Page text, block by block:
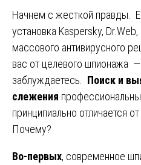
Начнем с жесткой правды.
установка Kaspersky,
массового антивирусного
вас от целевого шпионажа
заблуждаетесь. Поиск и
слежения
принципиально отличается
Почему?
Во-первых, современное